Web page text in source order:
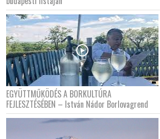
EGYÜTTMŰKÖDÉS A BORKULTÚRA
FEJLESZTÉSÉBEN – István Nádor Borlovagrend